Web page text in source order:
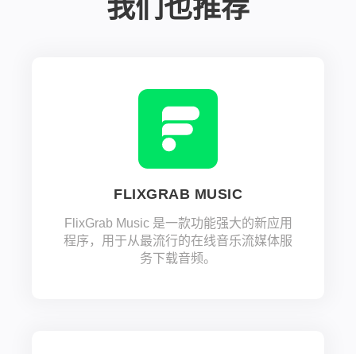
我们也推荐
FLIXGRAB MUSIC
FlixGrab Music 是一款功能强大的新应用
程序，用于从最流行的在线音乐流媒体服
务下载音频。